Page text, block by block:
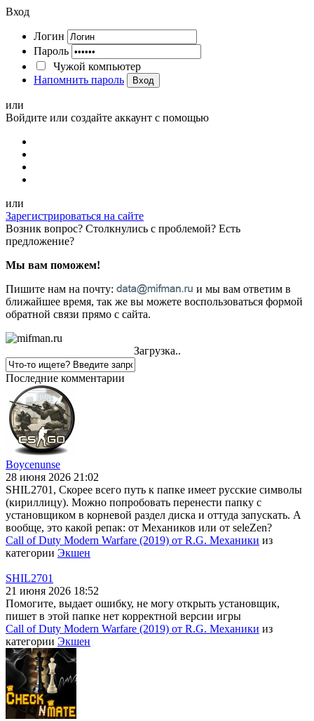
Вход
Логин
Пароль
Чужой компьютер
Напомнить пароль
Вход
или
Войдите или создайте аккаунт с помощью
или
Зарегистрироваться на сайте
Возник вопрос? Столкнулись с проблемой? Есть
предложение?
Мы вам поможем!
Пишите нам на почту:
и мы вам ответим в
ближайшее время, так же вы можете воспользоваться формой
обратной связи прямо с сайта.
Загрузка..
Последние комментарии
Boycenunse
28 июня 2026 21:02
SHIL2701, Скорее всего путь к папке имеет русские символы
(кириллицу). Можно попробовать перенести папку с
установщиком в корневой раздел диска и оттуда запускать. А
вообще, это какой репак: от Механиков или от seleZen?
Call of Duty Modern Warfare (2019) от R.G. Механики из
категории Экшен
SHIL2701
21 июня 2026 18:52
Помогите, выдает ошибку, не могу открыть установщик,
пишет в этой папке нет корректной версии игры
Call of Duty Modern Warfare (2019) от R.G. Механики из
категории Экшен